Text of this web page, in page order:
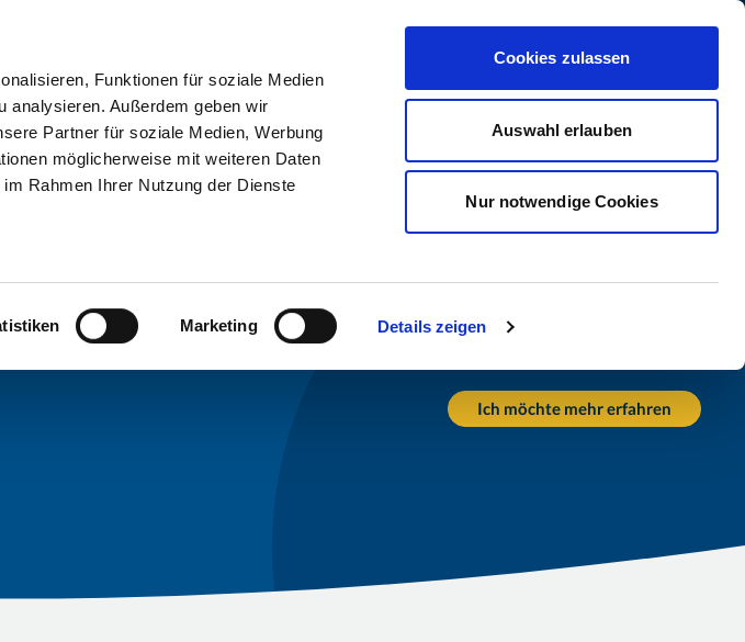
Funktionen für soziale Medien
analysieren. Außerdem geben wir
Partner für soziale Medien, Werbung
möglicherweise mit weiteren Daten
Rahmen Ihrer Nutzung der Dienste
Marketing Details zeigen
Cookies zulassen
Auswahl erlauben
Nur notwendige Cookies
assfinet ist Teil der Acturis Group
Services Academy Unternehmen Kontakt Suche
Ich möchte mehr erfahren